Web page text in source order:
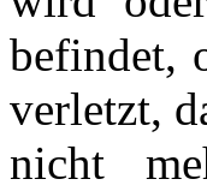
befindet,
verletzt,
nicht